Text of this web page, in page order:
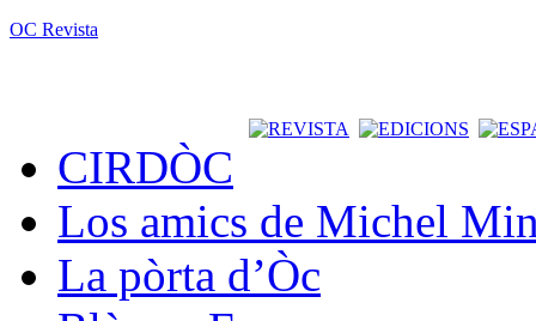
OC Revista
CIRDÒC
Los amics de Michel
La pòrta d’Òc